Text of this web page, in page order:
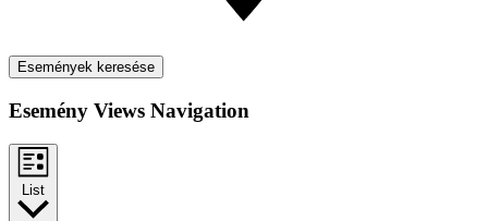
Események keresése
Esemény Views Navigation
List